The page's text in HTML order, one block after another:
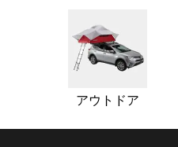
アウトドア